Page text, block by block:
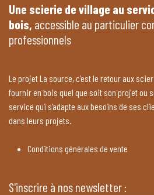
Une scierie de village au
bois, accessible au particulier
professionnels
Le projet La source, c’est le retour aux
fournir en bois quel que soit son projet ou
service qui s’adapte aux besoins de ses
dans leurs projets.
Conditions générales de vente
S'inscrire à nos newsletter :